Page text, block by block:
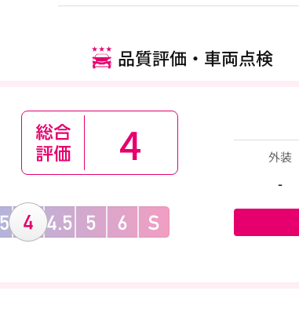
品質評価・車両点検
4 外装
-